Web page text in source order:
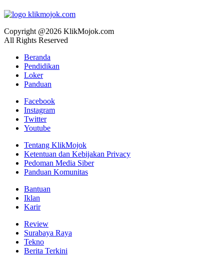
Copyright @2026 KlikMojok.com
All Rights Reserved
Beranda
Pendidikan
Loker
Panduan
Facebook
Instagram
Twitter
Youtube
Tentang KlikMojok
Ketentuan dan Kebijakan Privacy
Pedoman Media Siber
Panduan Komunitas
Bantuan
Iklan
Karir
Review
Surabaya Raya
Tekno
Berita Terkini